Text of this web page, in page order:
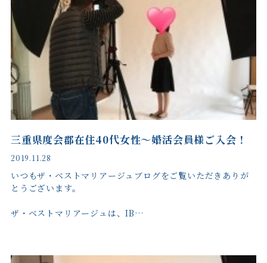
三重県度会郡在住40代女性～婚活会員様ご入会！
2019.11.28
いつもザ・ベストマリアージュブログをご覧いただきありが
とうございます。
ザ・ベストマリアージュは、IB…